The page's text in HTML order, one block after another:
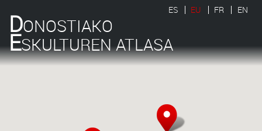
DONOSTIAKO
ESKULTUREN ATLASA
ES EU FR EN